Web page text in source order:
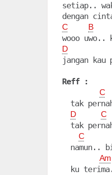
setiap..
C B
D
jangan kau
Reff :
C
tak
D C
tak
C
namun..
Am
ku